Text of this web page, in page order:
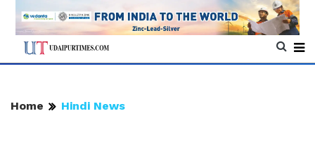
Home Hindi News